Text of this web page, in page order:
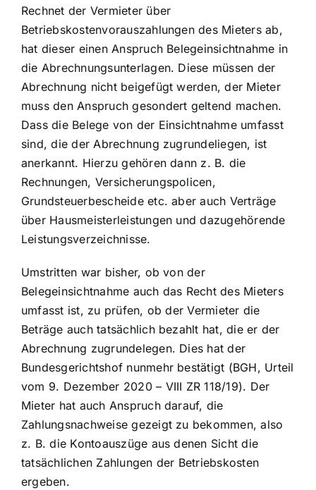
Rechnet der Vermieter über
Betriebskostenvorauszahlungen des Mieters ab,
hat dieser einen Anspruch Belegeinsichtnahme in
die Abrechnungsunterlagen. Diese müssen der
Abrechnung nicht beigefügt werden, der Mieter
muss den Anspruch gesondert geltend machen.
Dass die Belege von der Einsichtnahme umfasst
sind, die der Abrechnung zugrundeliegen, ist
anerkannt. Hierzu gehören dann z. B. die
Rechnungen, Versicherungspolicen,
Grundsteuerbescheide etc. aber auch Verträge
über Hausmeisterleistungen und dazugehörende
Leistungsverzeichnisse.
Umstritten war bisher, ob von der
Belegeinsichtnahme auch das Recht des Mieters
umfasst ist, zu prüfen, ob der Vermieter die
Beträge auch tatsächlich bezahlt hat, die er der
Abrechnung zugrundelegen. Dies hat der
Bundesgerichtshof nunmehr bestätigt (BGH, Urteil
vom 9. Dezember 2020 – VIII ZR 118/19). Der
Mieter hat auch Anspruch darauf, die
Zahlungsnachweise gezeigt zu bekommen, also
z. B. die Kontoauszüge aus denen Sicht die
tatsächlichen Zahlungen der Betriebskosten
ergeben.